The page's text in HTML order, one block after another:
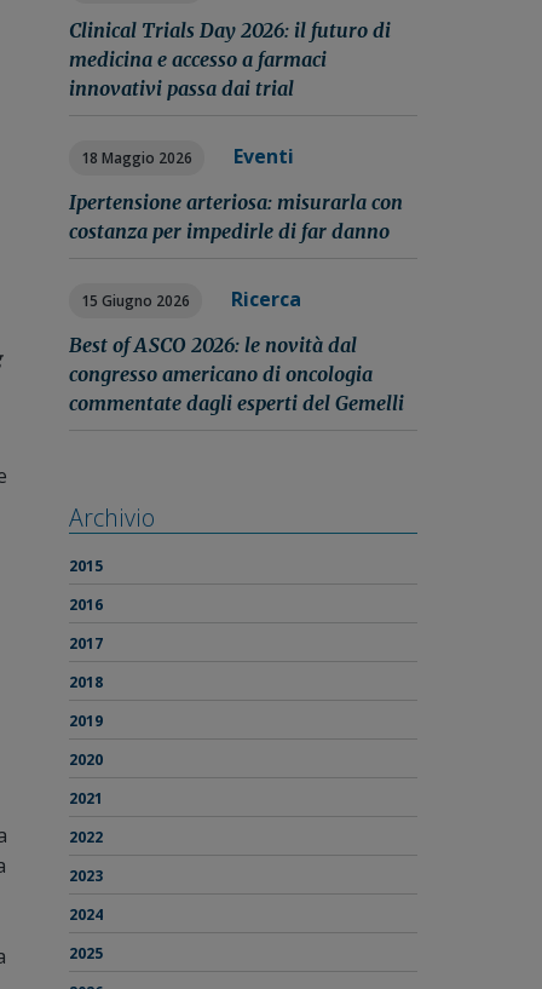
Clinical Trials Day 2026: il futuro di
medicina e accesso a farmaci
innovativi passa dai trial
18 Maggio 2026 Eventi
Ipertensione arteriosa: misurarla con
costanza per impedirle di far danno
15 Giugno 2026 Ricerca
Best of ASCO 2026: le novità dal
congresso americano di oncologia
commentate dagli esperti del Gemelli
Archivio
2015
2016
2017
2018
2019
2020
2021
2022
2023
2024
2025